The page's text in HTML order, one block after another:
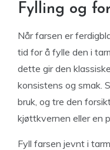
Fylling og
Når farsen er
tid for å fylle den i
dette gir den
konsistens og smak.
bruk, og tre den
kjøttkvernen eller en
Fyll farsen jevnt i